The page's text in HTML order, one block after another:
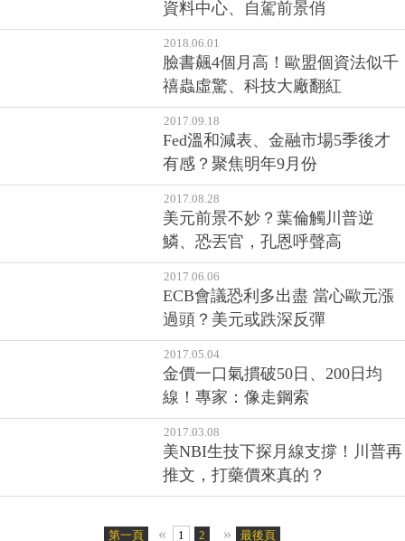
2018.10.02
Nvidia股價回神 歷史高！受惠AI
資料中心、自駕前景俏
2018.06.01
臉書飆4個月高！歐盟個資法似千
禧蟲虛驚、科技大廠翻紅
2017.09.18
Fed溫和減表、金融市場5季後才
有感？聚焦明年9月份
2017.08.28
美元前景不妙？葉倫觸川普逆
鱗、恐丟官，孔恩呼聲高
2017.06.06
ECB會議恐利多出盡 當心歐元漲
過頭？美元或跌深反彈
2017.05.04
金價一口氣摜破50日、200日均
線！專家：像走鋼索
2017.03.08